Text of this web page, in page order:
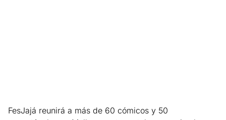
FesJajá reunirá a más de 60 cómicos y 50